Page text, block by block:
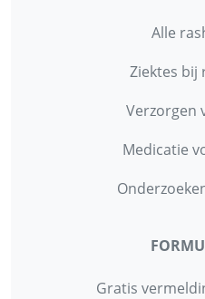
Alle
Ziektes bij
Verzorgen
Medicatie
Gratis